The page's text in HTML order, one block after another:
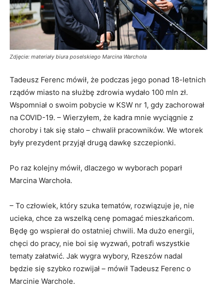
Zdjęcie: materiały biura poselskiego Marcina Warchoła
Tadeusz Ferenc mówił, że podczas jego ponad 18-letnich
rządów miasto na służbę zdrowia wydało 100 mln zł.
Wspomniał o swoim pobycie w KSW nr 1, gdy zachorował
na COVID-19. – Wierzyłem, że kadra mnie wyciągnie z
choroby i tak się stało – chwalił pracowników. We wtorek
były prezydent przyjął drugą dawkę szczepionki.
Po raz kolejny mówił, dlaczego w wyborach poparł
Marcina Warchoła.
– To człowiek, który szuka tematów, rozwiązuje je, nie
ucieka, chce za wszelką cenę pomagać mieszkańcom.
Będę go wspierał do ostatniej chwili. Ma dużo energii,
chęci do pracy, nie boi się wyzwań, potrafi wszystkie
tematy załatwić. Jak wygra wybory, Rzeszów nadal
będzie się szybko rozwijał – mówił Tadeusz Ferenc o
Marcinie Warchole.